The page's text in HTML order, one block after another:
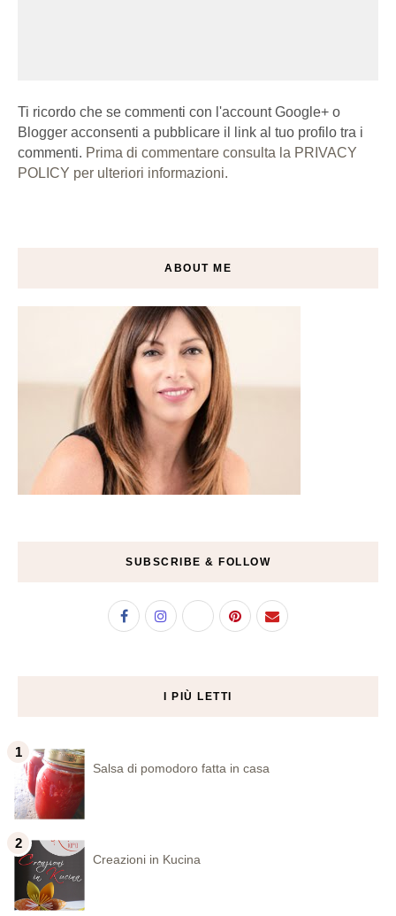
Ti ricordo che se commenti con l'account Google+ o
Blogger acconsenti a pubblicare il link al tuo profilo tra i
commenti. Prima di commentare consulta la PRIVACY
POLICY per ulteriori informazioni.
ABOUT ME
SUBSCRIBE & FOLLOW
I PIÙ LETTI
Salsa di pomodoro fatta in casa
Creazioni in Kucina